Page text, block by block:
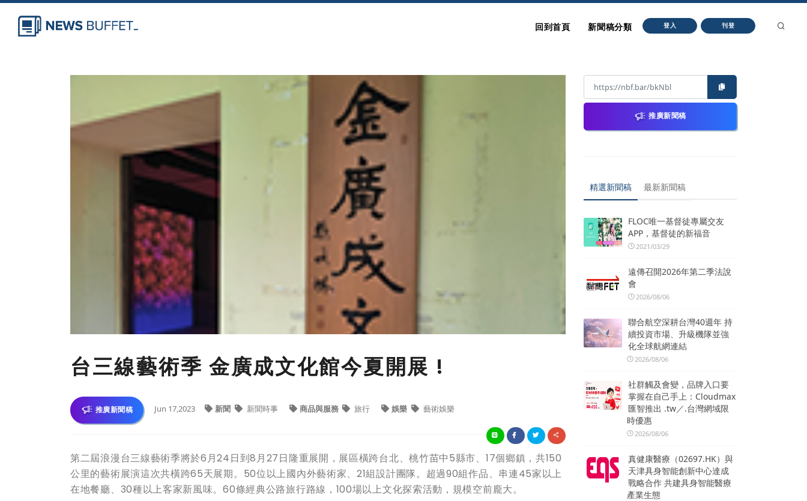
回到首頁 新聞稿分類 登入 刊登
台三線藝術季 金廣成文化館今夏開展 !
推廣新聞稿 Jun 17,2023 新聞 新聞時事 商品與服務 旅行 娛樂 藝術娛樂
第二屆浪漫台三線藝術季將於6月24日到8月27日隆重展開，展區橫跨台北、桃竹苗中5縣市、17個鄉鎮，共150
公里的藝術展演這次共橫跨65天展期。50位以上國內外藝術家、21組設計團隊。超過90組作品、串連45家以上
在地餐廳、30種以上客家新風味。60條經典公路旅行路線，100場以上文化探索活動，規模空前龐大。
推廣新聞稿
精選新聞稿 最新新聞稿
FLOC唯一基督徒專屬交友
APP，基督徒的新福音
2021/03/29
遠傳召開2026年第二季法說
會
2026/08/06
聯合航空深耕台灣40週年 持
續投資市場、升級機隊並強
化全球航網連結
2026/08/06
社群觸及會變，品牌入口要
掌握在自己手上：Cloudmax
匯智推出 .tw／.台灣網域限
時優惠
2026/08/06
真健康醫療（02697.HK）與
天津具身智能創新中心達成
戰略合作 共建具身智能醫療
產業生態